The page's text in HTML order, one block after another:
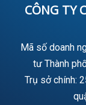
CÔNG TY
Mã số doanh
tư Thành
Trụ sở chính: